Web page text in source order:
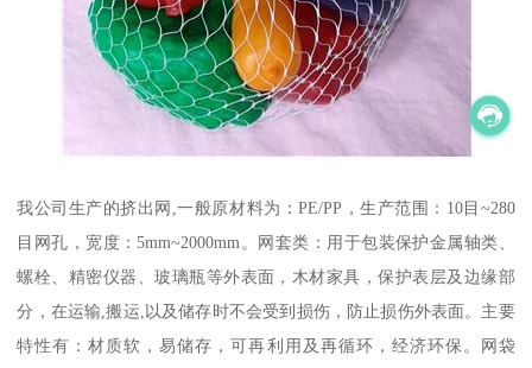
我公司生产的挤出网,一般原材料为：PE/PP，生产范围：10目~280
目网孔，宽度：5mm~2000mm。网套类：用于包装保护金属轴类、
螺栓、精密仪器、玻璃瓶等外表面，木材家具，保护表层及边缘部
分，在运输,搬运,以及储存时不会受到损伤，防止损伤外表面。主要
特性有：材质软，易储存，可再利用及再循环，经济环保。网袋